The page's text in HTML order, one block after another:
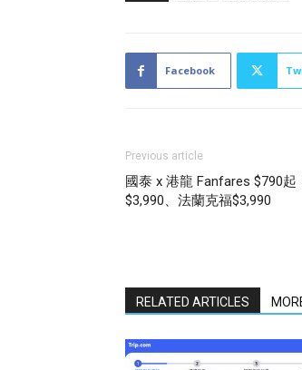
Facebook
Previous article
國泰 x 港龍 Fanfares $790起
$3,990、法蘭克福$3,990
RELATED ARTICLES